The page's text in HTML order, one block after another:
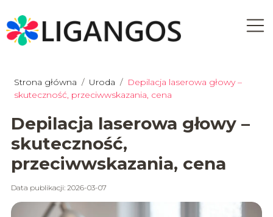
Strona główna / Uroda / Depilacja laserowa głowy –
skuteczność, przeciwwskazania, cena
Depilacja laserowa głowy –
skuteczność,
przeciwwskazania, cena
Data publikacji: 2026-03-07